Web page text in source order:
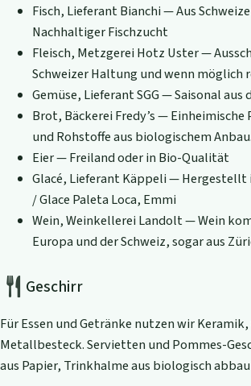
Fisch, Lieferant Bianchi — Aus
Nachhaltiger Fischzucht
Fleisch, Metzgerei Hotz Uster —
Schweizer Haltung und wenn möglich
Gemüse, Lieferant SGG — Saisonal aus
Brot, Bäckerei Fredy’s —
und Rohstoffe aus biologischem Anbau.
Eier — Freiland oder in Bio-Qualität
Glacé, Lieferant Käppeli — Hergestellt
/ Glace Paleta Loca, Emmi
Wein, Weinkellerei Landolt — Wein
Europa und der Schweiz, sogar aus
Geschirr
Für Essen und Getränke nutzen wir Keramik,
Metallbesteck. Servietten und Pommes-
aus Papier, Trinkhalme aus biologisch